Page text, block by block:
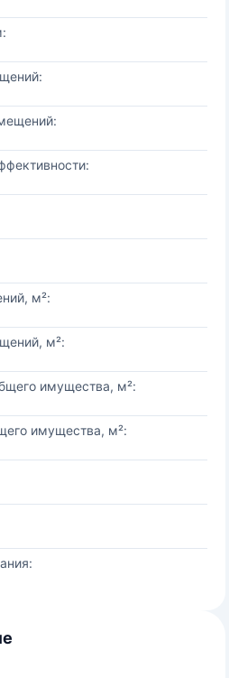
м²:
м²:
имущества, м²:
имущества, м²: